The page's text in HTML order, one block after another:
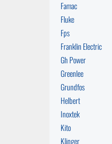
Famac
Fluke
Fps
Franklin Electric
Gh Power
Greenlee
Grundfos
Helbert
Inoxtek
Kito
Klinger